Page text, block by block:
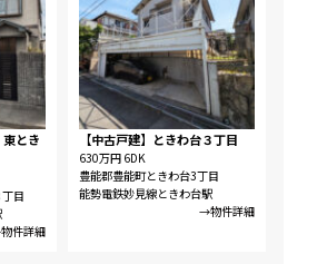
とき
目
件詳細
【中古戸建】ときわ台３丁目
630万円 6DK
豊能郡豊能町ときわ台3丁目
能勢電鉄妙見線ときわ台駅
→物件詳細